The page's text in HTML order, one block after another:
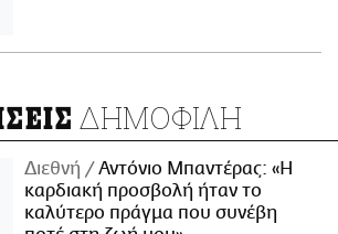
ΔΗΜΟΦΙΛΗ
Διεθνή
Αντόνιο Μπαντέρας: «Η
καρδιακή προσβολή ήταν το
καλύτερο πράγμα που συνέβη